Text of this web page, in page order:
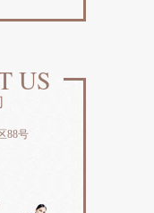
US
88号